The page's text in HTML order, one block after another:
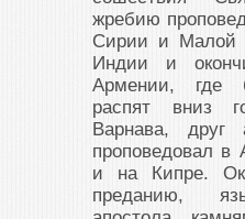
жребию
Сирии и Малой
Индии и
Армении, где
распят вниз
Варнава, друг
проповедовал
и на Кипре.
преданию,